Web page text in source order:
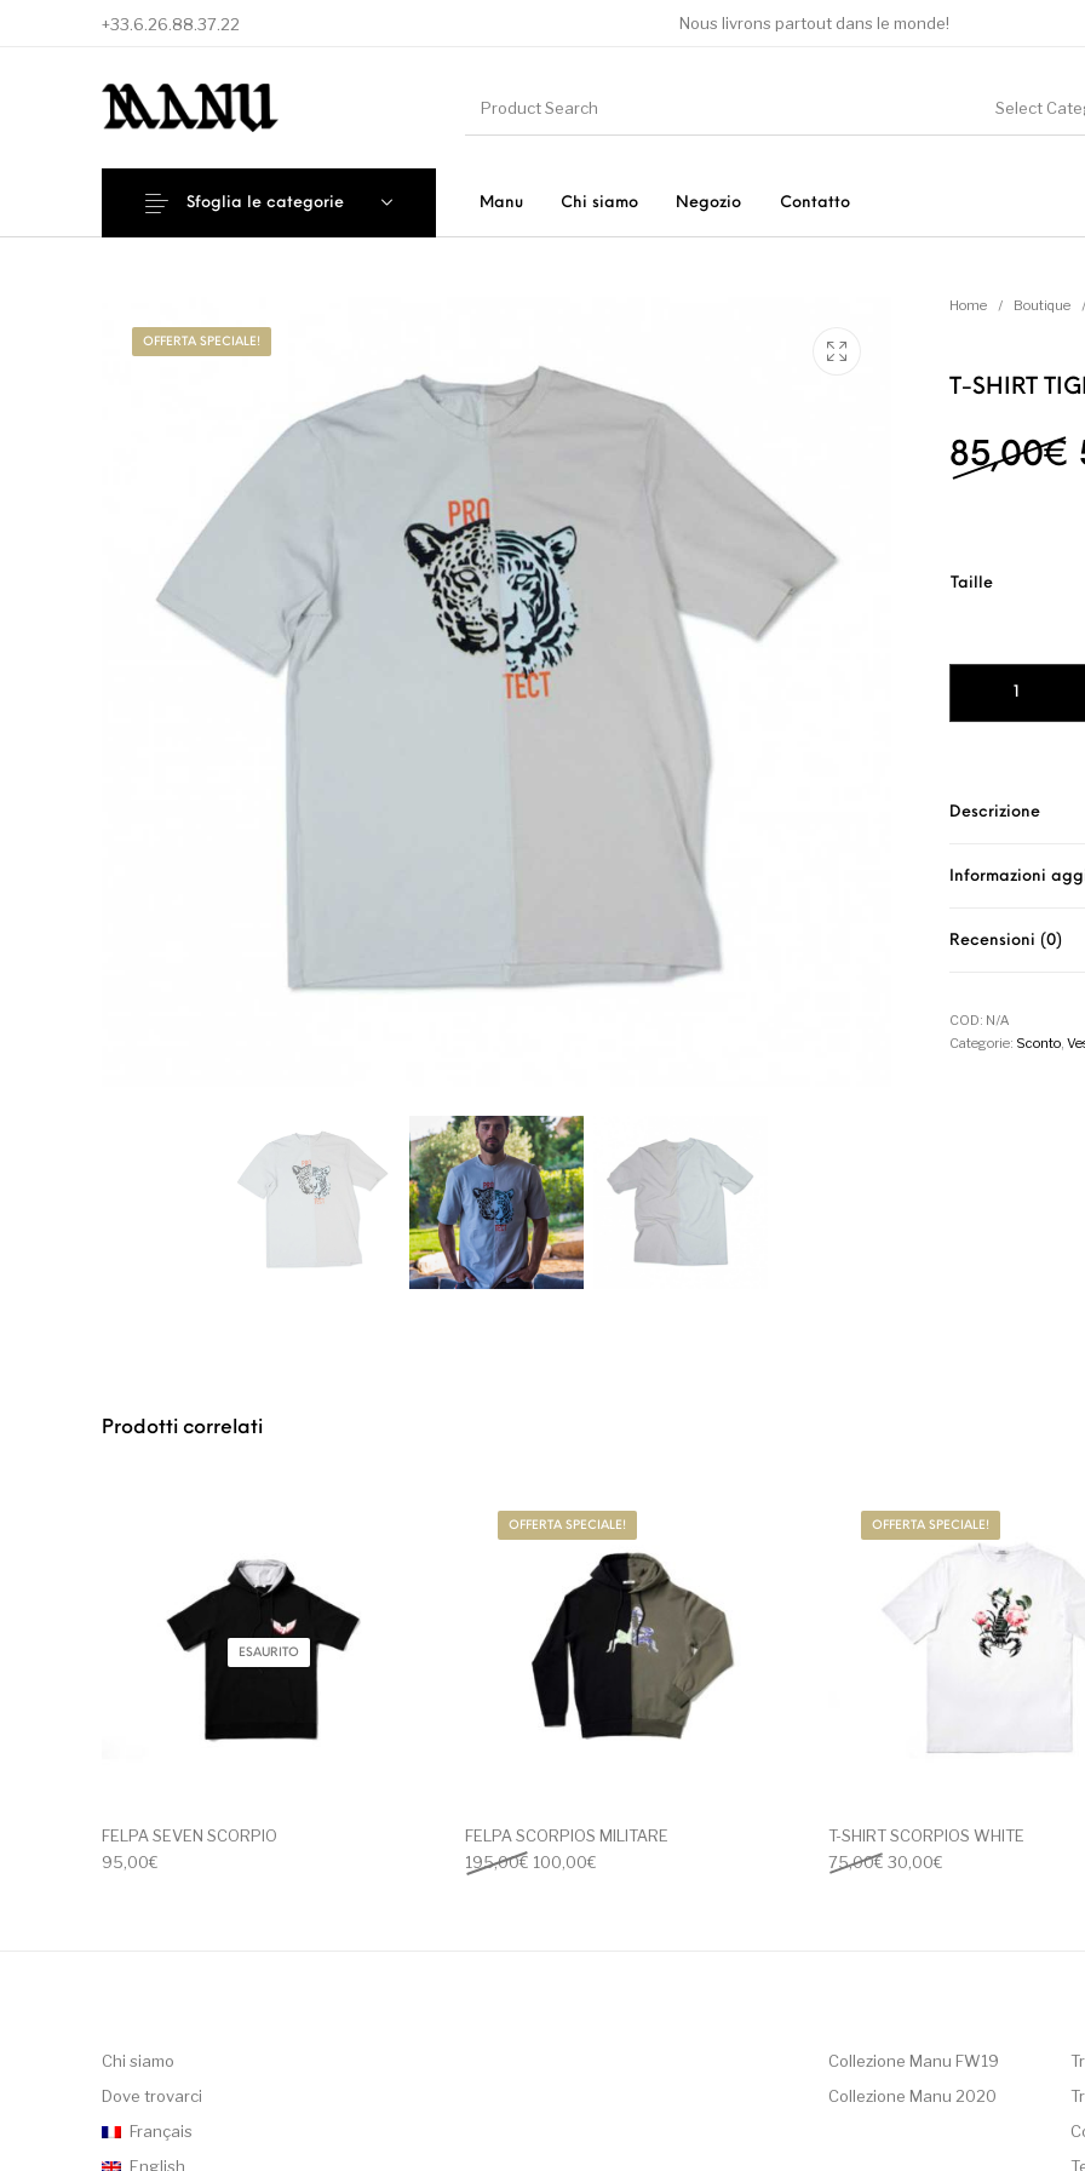
+33.6.26.88.37.22 Nous livrons partout dans le monde!
Select
Manu Chi siamo Negozio Contatto
Sfoglia le categorie
OFFERTA SPECIALE!
Home / Boutique /
T-SHIRT
85,00€
Taille
Descrizione
Informazioni
Recensioni (0)
COD: N/A
Categorie: Sconto
Prodotti correlati
ESAURITO
FELPA SEVEN SCORPIO
95,00€
Questo prodotto ha più varianti. Le opzioni possono essere scelte nella
OFFERTA SPECIALE!
FELPA SCORPIOS MILITARE
195,00€ Il prezzo originale era: 195,00€.
100,00€
Questo prodotto ha più varianti. Le
OFFERTA SPECIALE!
T-SHIRT SCORPIOS WHITE
75,00€ Il prezzo originale era:
30,00€
Chi siamo
Dove trovarci
Français
English
Collezione Manu FW19
Collezione Manu 2020